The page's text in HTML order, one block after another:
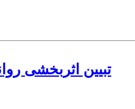
تبیین اثربخشی